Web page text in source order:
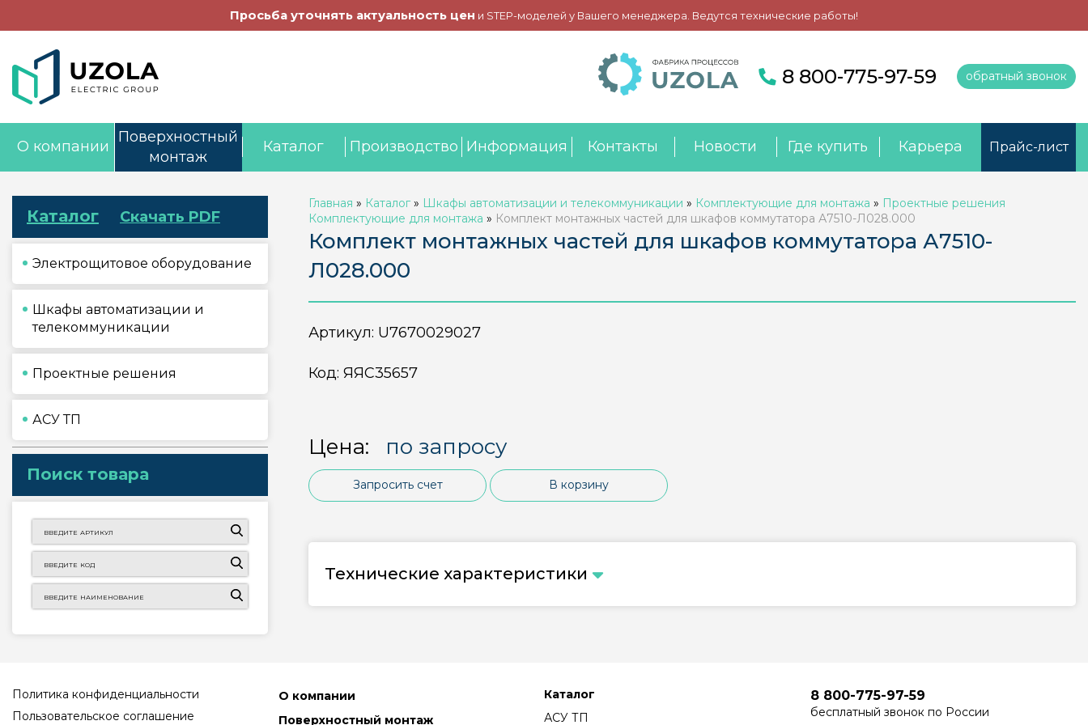
Просьба уточнять актуальность цен и STEP-моделей у Вашего менеджера. Ведутся технические работы!
8 800-775-97-59 обратный звонок
О компании
Поверхностный
монтаж
Каталог Производство Информация Контакты Новости Где купить Карьера Прайс-лист
Каталог Скачать PDF
Электрощитовое оборудование
Шкафы автоматизации и
телекоммуникации
Проектные решения
АСУ ТП
Поиск товара
Главная » Каталог » Шкафы автоматизации и телекоммуникации » Комплектующие для монтажа » Проектные решения
Комплектующие для монтажа » Комплект монтажных частей для шкафов коммутатора А7510-Л028.000
Комплект монтажных частей для шкафов коммутатора А7510-
Л028.000
Артикул: U7670029027
Код: ЯЯС35657
Цена: по запросу
Запросить счет В корзину
Технические характеристики
Политика конфиденциальности
Пользовательское соглашение
О компании
Поверхностный монтаж
Каталог
АСУ ТП
8 800-775-97-59
бесплатный звонок по России